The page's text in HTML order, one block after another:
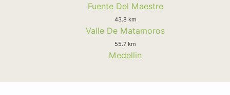
Fuente Del Maestre
43.8 km
Valle De Matamoros
55.7 km
Medellin